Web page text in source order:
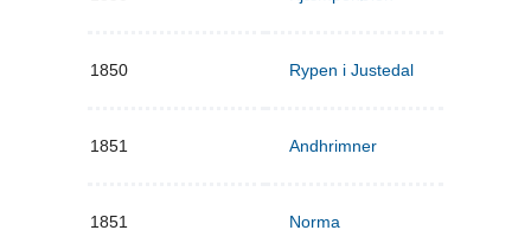
1850 Rypen i Justedal
1851 Andhrimner
1851 Norma